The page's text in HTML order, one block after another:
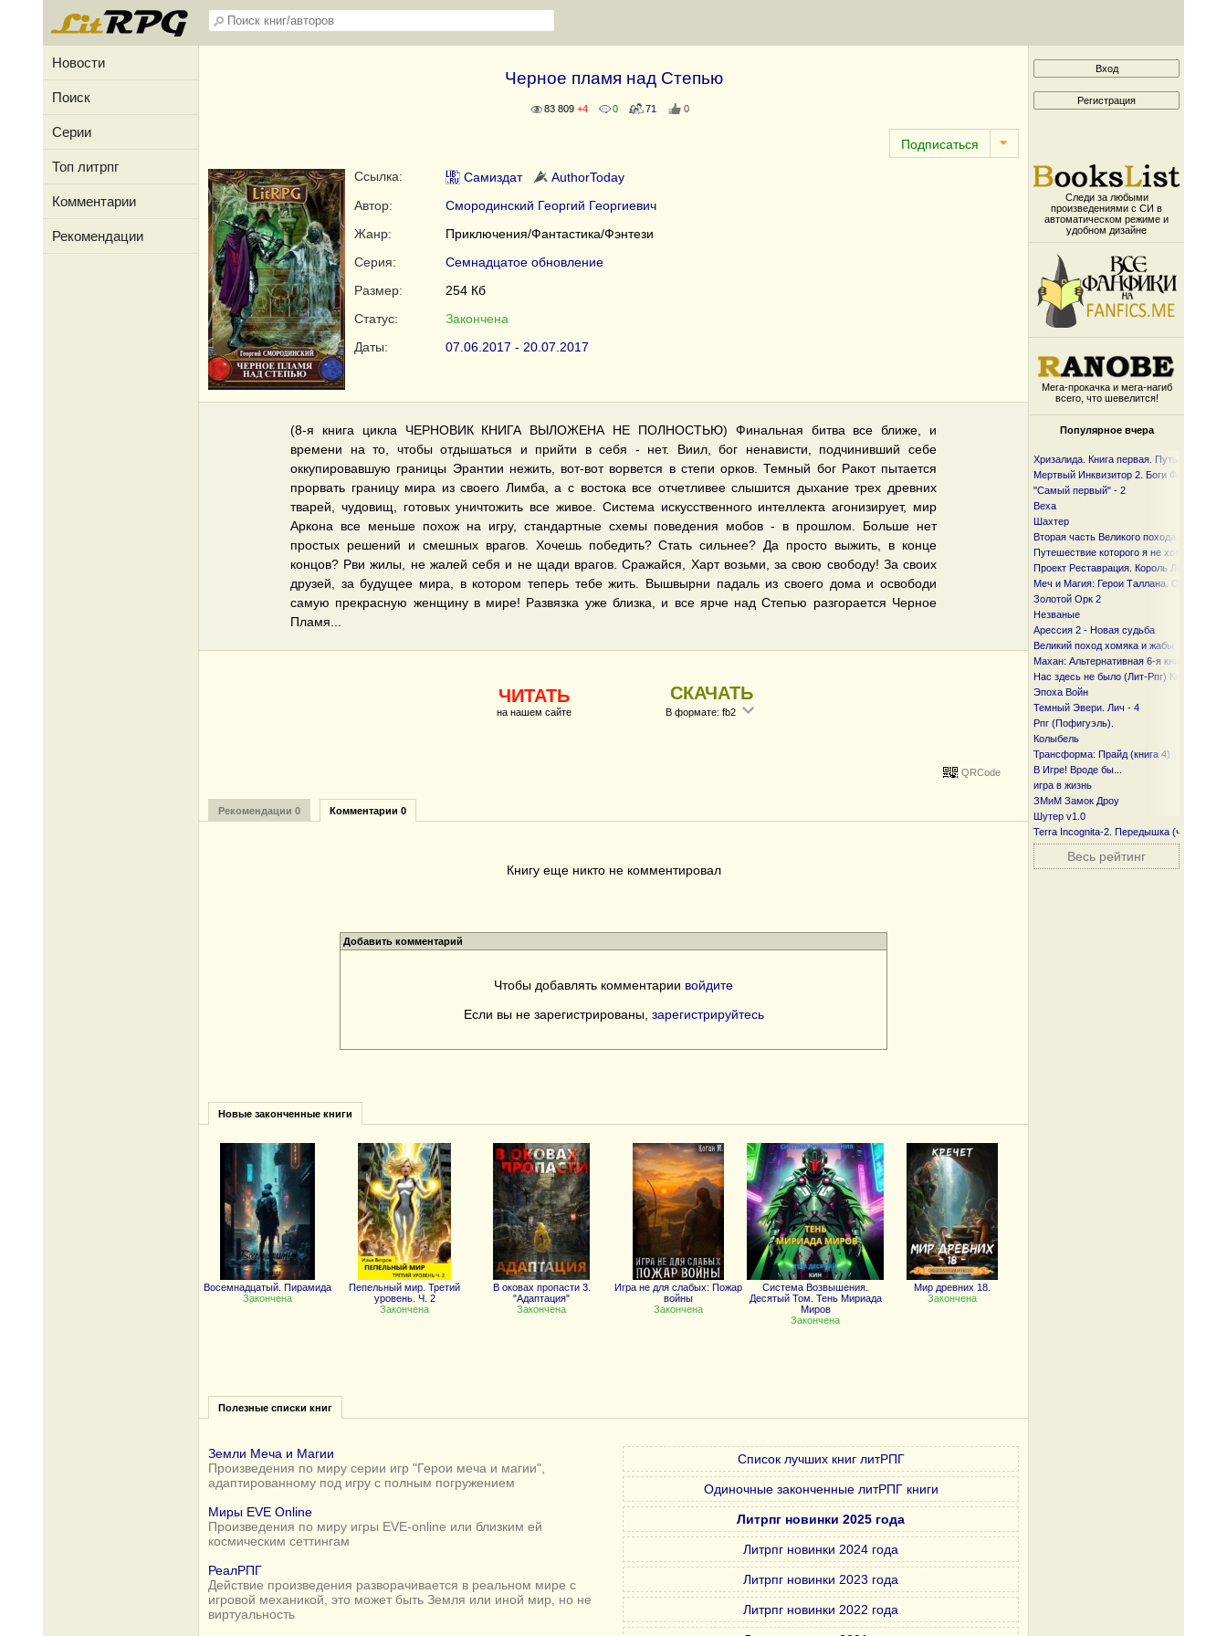
Новости
Поиск
Серии
Топ литрпг
Комментарии
Рекомендации
Черное пламя над Степью
83 809 +4 0 71 0
Ссылка: Самиздат
AuthorToday
Автор:
Смородинский Георгий Георгиевич
Жанр:
Приключения/Фантастика/Фэнтези
Серия:
Семнадцатое обновление
Размер:
254 Кб
Статус:
Закончена
Даты:
07.06.2017 - 20.07.2017
(8-я книга цикла ЧЕРНОВИК КНИГА ВЫЛОЖЕНА НЕ ПОЛНОСТЬЮ) Финальная битва все ближе, и
времени на то, чтобы отдышаться и прийти в себя - нет. Виил, бог ненависти, подчинивший себе
оккупировавшую границы Эрантии нежить, вот-вот ворвется в степи орков. Темный бог Ракот пытается
прорвать границу мира из своего Лимба, а с востока все отчетливее слышится дыхание трех древних
тварей, чудовищ, готовых уничтожить все живое. Система искусственного интеллекта агонизирует, мир
Аркона все меньше похож на игру, стандартные схемы поведения мобов - в прошлом. Больше нет
простых решений и смешных врагов. Хочешь победить? Стать сильнее? Да просто выжить, в конце
концов? Рви жилы, не жалей себя и не щади врагов. Сражайся, Харт возьми, за свою свободу! За своих
друзей, за будущее мира, в котором теперь тебе жить. Вышвырни падаль из своего дома и освободи
самую прекрасную женщину в мире! Развязка уже близка, и все ярче над Степью разгорается Черное
Пламя...
ЧИТАТЬ
на нашем сайте
СКАЧАТЬ
В формате: fb2
QRCode
Рекомендации 0 Комментарии 0
Книгу еще никто не комментировал
Добавить комментарий
Чтобы добавлять комментарии войдите
Если вы не зарегистрированы, зарегистрируйтесь
Новые законченные книги
Восемнадцатый. Пирамида
Закончена
Пепельный мир. Третий
уровень. Ч. 2
Закончена
В оковах пропасти 3.
"Адаптация"
Закончена
Игра не для слабых: Пожар
войны
Закончена
Система Возвышения.
Десятый Том. Тень Мириада
Миров
Закончена
Мир древних 18.
Закончена
Полезные списки книг
Земли Меча и Магии
Произведения по миру серии игр "Герои меча и магии",
адаптированному под игру с полным погружением
Миры EVE Online
Произведения по миру игры EVE-online или близким ей
космическим сеттингам
РеалРПГ
Действие произведения разворачивается в реальном мире с
игровой механикой, это может быть Земля или иной мир, но не
виртуальность
Список лучших книг литРПГ
Одиночные законченные литРПГ книги
Литрпг новинки 2025 года
Литрпг новинки 2024 года
Литрпг новинки 2023 года
Литрпг новинки 2022 года
Следи за любыми
произведениями с СИ в
автоматическом режиме и
удобном дизайне
Мега-прокачка и мега-нагиб
всего, что шевелится!
Популярное вчера
Хризалида. Книга первая. Путь
Мертвый Инквизитор 2. Боги Фанмира
"Самый первый" - 2
Веха
Шахтер
Вторая часть Великого похода. От
Путешествие которого я не хотел
Проект Реставрация. Король Лесов.
Меч и Магия: Герои Таллана. Орден
Золотой Орк 2
Незваные
Арессия 2 - Новая судьба
Великий поход хомяка и жабы
Махан: Альтернативная 6-я книга
Нас здесь не было (Лит-Рпг) Книга I и I I
Эпоха Войн
Темный Эвери. Лич - 4
Рпг (Пофигуэль).
Колыбель
Трансформа: Прайд (книга 4)
В Игре! Вроде бы...
игра в жизнь
ЗМиМ Замок Дроу
Шутер v1.0
Terra Incognita-2. Передышка (часть
Весь рейтинг